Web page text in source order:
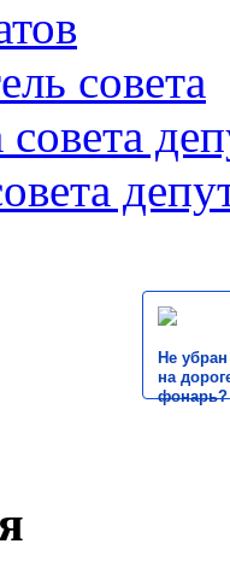
совета
Не
на
фонарь?